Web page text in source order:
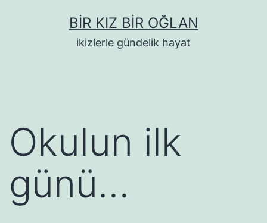
BIR KIZ BIR OĞLAN
ikizlerle gündelik hayat
Okulun ilk
günü…